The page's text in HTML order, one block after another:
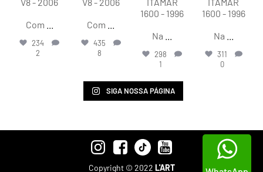
Com
234
2
Com
435
8
1600 - 1996
Na
298
1
1600 - 1996
Na
311
0
SIGA NOSSA PÁGINA
Copyright © 2022 L'ART